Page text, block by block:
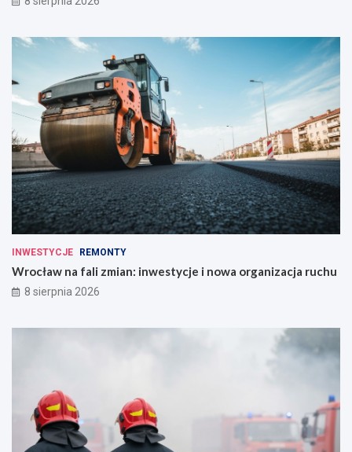
INWESTYCJE REMONTY
Wrocław na fali zmian: inwestycje i nowa organizacja ruchu
8 sierpnia 2026